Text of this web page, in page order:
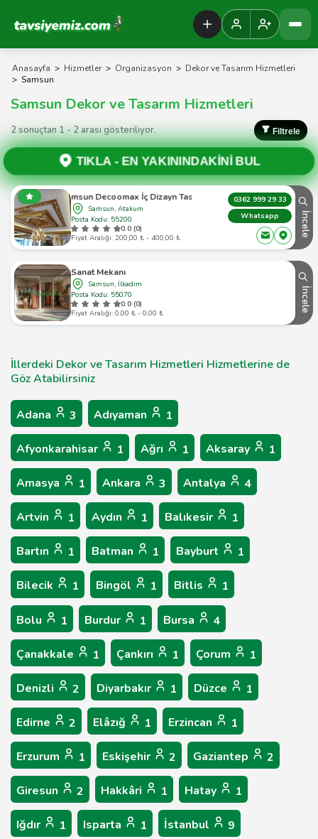
Tavsiyemiz Anasayfa
Anasayfa > Hizmetler > Organizasyon > Dekor ve Tasarım Hizmetleri
> Samsun
Samsun Dekor ve Tasarım Hizmetleri
2 sonuçtan 1 - 2 arası gösteriliyor. Filtrele
TIKLA -EN YAKININDAKİNİ BUL
Samsun Decoomax İç Dizayn Tasarım
Samsun, Atakum
Posta Kodu: 55200
0.0 (0)
Fiyat Aralığı: 200,00 ₺ - 400,00 ₺
0362 999 29 33
Whatsapp
İncele
Sanat Mekanı
Samsun, İlkadım
Posta Kodu: 55070
0.0 (0)
Fiyat Aralığı: 0,00 ₺ - 0,00 ₺
İncele
İllerdeki Dekor ve Tasarım Hizmetleri Hizmetlerine de
Göz Atabilirsiniz
Adana 3 Adıyaman 1
Afyonkarahisar 1 Ağrı 1 Aksaray 1
Amasya 1 Ankara 3 Antalya 4
Artvin 1 Aydın 1 Balıkesir 1
Bartın 1 Batman 1 Bayburt 1
Bilecik 1 Bingöl 1 Bitlis 1
Bolu 1 Burdur 1 Bursa 4
Çanakkale 1 Çankırı 1 Çorum 1
Denizli 2 Diyarbakır 1 Düzce 1
Edirne 2 Elâzığ 1 Erzincan 1
Erzurum 1 Eskişehir 2 Gaziantep 2
Giresun 2 Hakkâri 1 Hatay 1
Iğdır 1 Isparta 1 İstanbul 9